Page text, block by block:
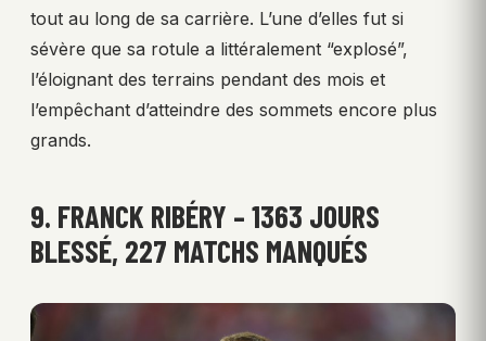
tout au long de sa carrière. L’une d’elles fut si
sévère que sa rotule a littéralement “explosé”,
l’éloignant des terrains pendant des mois et
l’empêchant d’atteindre des sommets encore plus
grands.
9. FRANCK RIBÉRY – 1363 JOURS
BLESSÉ, 227 MATCHS MANQUÉS